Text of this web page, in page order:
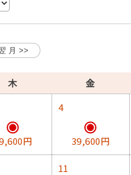
ミングで貸しきりでお使い
木 金
円
4
39,600円
11